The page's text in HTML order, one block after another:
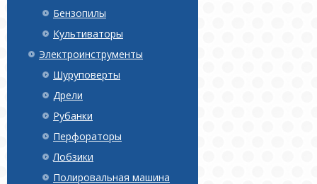
Бензопилы
Культиваторы
Электроинструменты
Шуруповерты
Дрели
Рубанки
Перфораторы
Лобзики
Полировальная машина